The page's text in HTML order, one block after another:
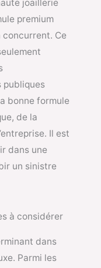
joaillerie
premium
concurrent. Ce
publiques
bonne formule
de la
Il est
dans une
un sinistre
à considérer
dans
Parmi les